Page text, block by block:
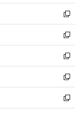
開
く
ウ
で
開
く
ン
ド
ウ
で
開
く
ウ
ィ
ン
ド
ウ
で
開
く
し
い
ウ
ィ
ン
ド
ウ
で
開
く
新
し
い
ウ
ィ
ン
ド
ウ
で
開
新
し
い
ウ
ィ
ン
ド
ウ
新
し
い
ウ
ィ
ン
新
し
い
ウ
新
し